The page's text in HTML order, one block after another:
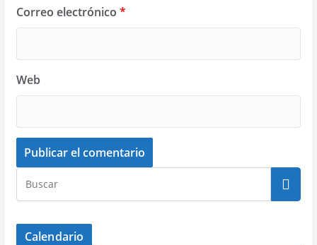
Correo electrónico *
Web
Calendario